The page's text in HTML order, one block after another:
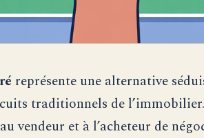
représente une alternative
traditionnels de
vendeur et à l’acheteur de